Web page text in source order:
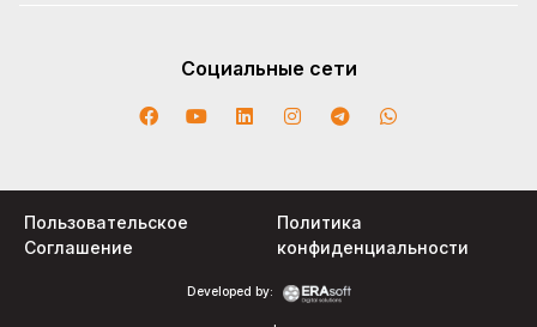
Социальные сети
Developed by:
Пользовательское
Соглашение
Политика
конфиденциальности